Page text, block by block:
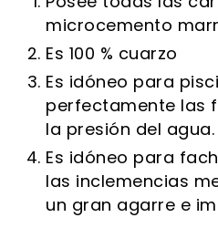
microcemento
Es 100 % cuarzo
Es idóneo para
perfectamente las
la presión del agua.
Es idóneo para
las inclemencias
un gran agarre e